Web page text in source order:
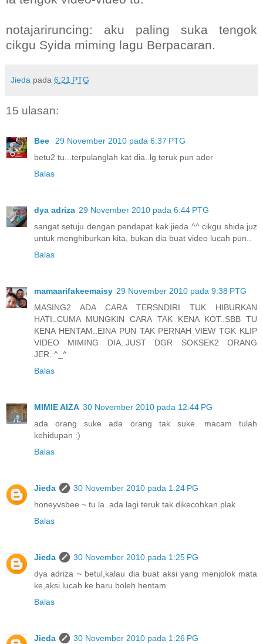
notajariruncing: aku paling suka tengok
cikgu Syida miming lagu Berpacaran.
Jieda pada 6:21 PTG
15 ulasan:
Bee
29 November 2010 pada 6:37 PTG
betu2 tu...terpulanglah kat dia..lg teruk pun ader
Balas
dya adriza 29 November 2010 pada 6:44 PTG
sangat setuju dengan pendapat kak jieda ^^ cikgu shida juz
untuk menghiburkan kita, bukan dia buat video lucah pun..
Balas
mamaarifakeemaisy 29 November 2010 pada 9:38 PTG
MASING2 ADA CARA TERSNDIRI TUK HIBURKAN
HATI..CUMA MUNGKIN CARA TAK KENA KOT..SBB TU
KENA HENTAM..EINA PUN TAK PERNAH VIEW TGK KLIP
VIDEO MIMING DIA..JUST DGR SOKSEK2 ORANG
JER..^_^
Balas
MIMIE AIZA 30 November 2010 pada 12:44 PG
ada orang suke ada orang tak suke. macam tulah
kehidupan :)
Balas
Jieda
30 November 2010 pada 1:24 PG
honeyvsbee ~ tu la..ada lagi teruk tak dikecohkan plak
Balas
Jieda
30 November 2010 pada 1:25 PG
dya adriza ~ betul,kalau dia buat aksi yang menjolok mata
ke,aksi lucah ke baru boleh hentam
Balas
Jieda
30 November 2010 pada 1:26 PG